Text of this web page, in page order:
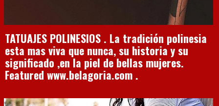
TATUAJES POLINESIOS . La tradición polinesia
esta mas viva que nunca, su historia y su
significado ,en la piel de bellas mujeres.
Featured www.belagoria.com .